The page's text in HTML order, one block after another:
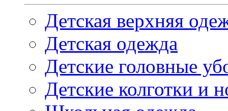
Детская верхняя
Детская одежда
Детские головные
Детские колготки и